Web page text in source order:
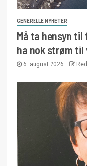
GENERELLE NYHETER
Må ta hensyn
ha nok strøm til
6. august 2026